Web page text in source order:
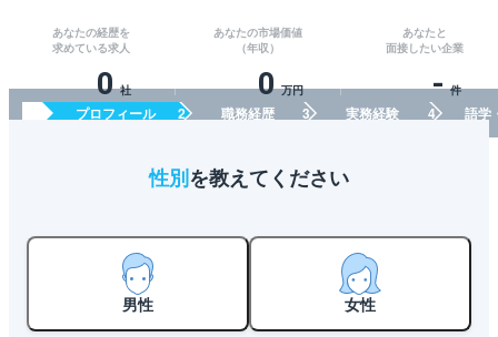
あなたの経歴を
求めている求人
0 社
あなたの市場価値
（年収）
0 万円
あなたと
面接したい企業
- 件
プロフィール 職務経歴 実務経験 語学
性別を教えてください
男性 女性